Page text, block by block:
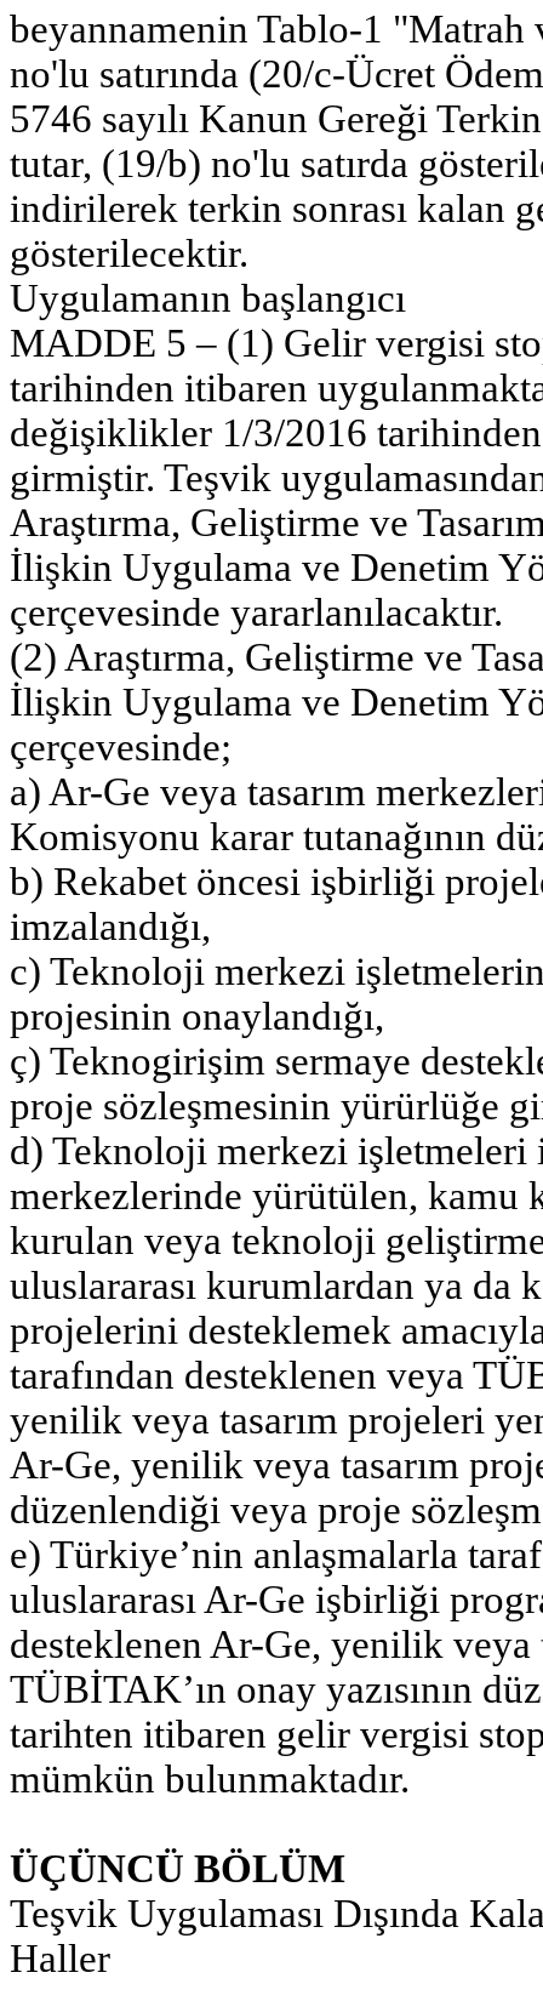
beyannamenin Tablo-1
no'lu satırında (20/c-Ücret
5746 sayılı Kanun Gereği
tutar, (19/b) no'lu satırda
indirilerek terkin sonrası kalan
gösterilecektir.
Uygulamanın başlangıcı
MADDE 5 – (1) Gelir vergisi
tarihinden itibaren
değişiklikler 1/3/2016
girmiştir. Teşvik
Araştırma, Geliştirme ve
İlişkin Uygulama ve Denetim
çerçevesinde yararlanılacaktır.
(2) Araştırma, Geliştirme ve
İlişkin Uygulama ve Denetim
çerçevesinde;
a) Ar-Ge veya tasarım
Komisyonu karar tutanağının
b) Rekabet öncesi işbirliği
imzalandığı,
c) Teknoloji merkezi
projesinin onaylandığı,
ç) Teknogirişim sermaye
proje sözleşmesinin yürürlüğe
d) Teknoloji merkezi işletmeleri
merkezlerinde yürütülen, kamu
kurulan veya teknoloji
uluslararası kurumlardan ya da
projelerini desteklemek
tarafından desteklenen veya
yenilik veya tasarım projeleri
Ar-Ge, yenilik veya tasarım
düzenlendiği veya proje
e) Türkiye’nin anlaşmalarla
uluslararası Ar-Ge işbirliği
desteklenen Ar-Ge, yenilik
TÜBİTAK’ın onay yazısının
tarihten itibaren gelir vergisi
mümkün bulunmaktadır.
ÜÇÜNCÜ BÖLÜM
Teşvik Uygulaması Dışında
Haller